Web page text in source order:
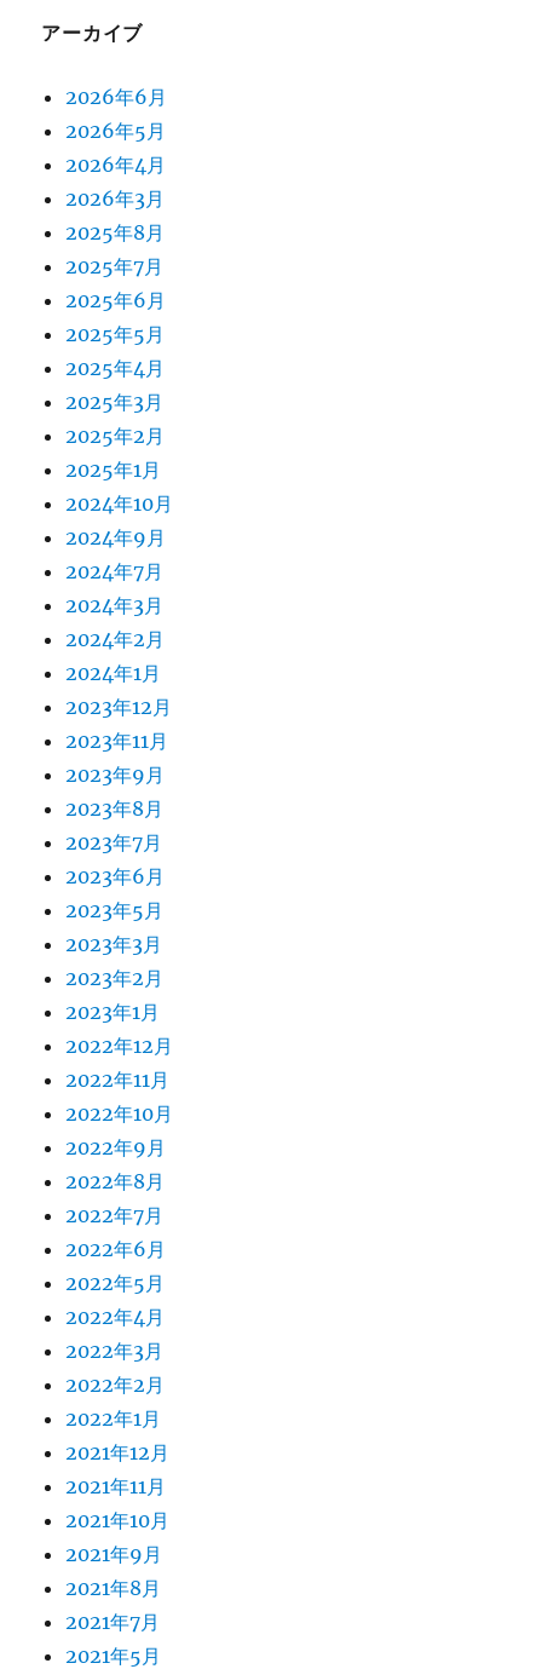
アーカイブ
2026年6月
2026年5月
2026年4月
2026年3月
2025年8月
2025年7月
2025年6月
2025年5月
2025年4月
2025年3月
2025年2月
2025年1月
2024年10月
2024年9月
2024年7月
2024年3月
2024年2月
2024年1月
2023年12月
2023年11月
2023年9月
2023年8月
2023年7月
2023年6月
2023年5月
2023年3月
2023年2月
2023年1月
2022年12月
2022年11月
2022年10月
2022年9月
2022年8月
2022年7月
2022年6月
2022年5月
2022年4月
2022年3月
2022年2月
2022年1月
2021年12月
2021年11月
2021年10月
2021年9月
2021年8月
2021年7月
2021年5月